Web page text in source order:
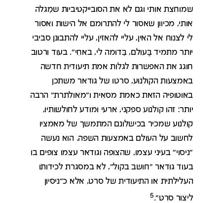
שמוחצת אותי וגם לא את הסובייקטיביות שמַגלה
אותי, מכיוון שאסור לי להתרומם אל הישות ואסור
לי לצנוח אל האין, עליי להאזין, עליי להתבונן סביבי
יותר מתמיד בָּעולם, בַּדומה לי, באחִי". בעוד ורטוב
חוגג את האפשרות לגלות אמת תיעודית חדשה
באמצעות הקולנוע, סרטו של גודאר משתכן
באוטופיה הזאת כאמת מסאִית ו"מאולתרת" הרבה
יותר: זהו קולנוע ספקני, ארעי ומודע לחולשותיו,
קולנוע שמכיר בכישלונם המתמשך של מאמציו
לחשוב על העולם באמצעות השפה. הוא נעשה
"ניסוי" בעיני עצמו, שהצופה וגודאר עצמו צופים בו
בעוד גודאר "חושב בקול", לא במסגרת לכידותו
העלילתית או התיעודית של סרט, אלא כ"ניסיון
ליצור סרט".5